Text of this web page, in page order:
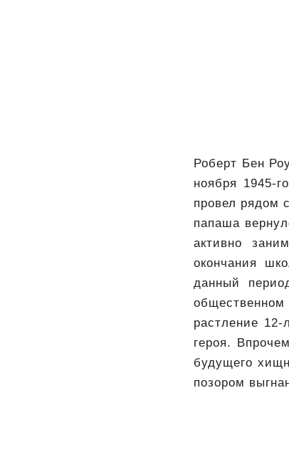
Роберт Бен
ноября 1945-
провел рядом
папаша
активно
окончания
данный
растление 12-
героя.
будущего
позором